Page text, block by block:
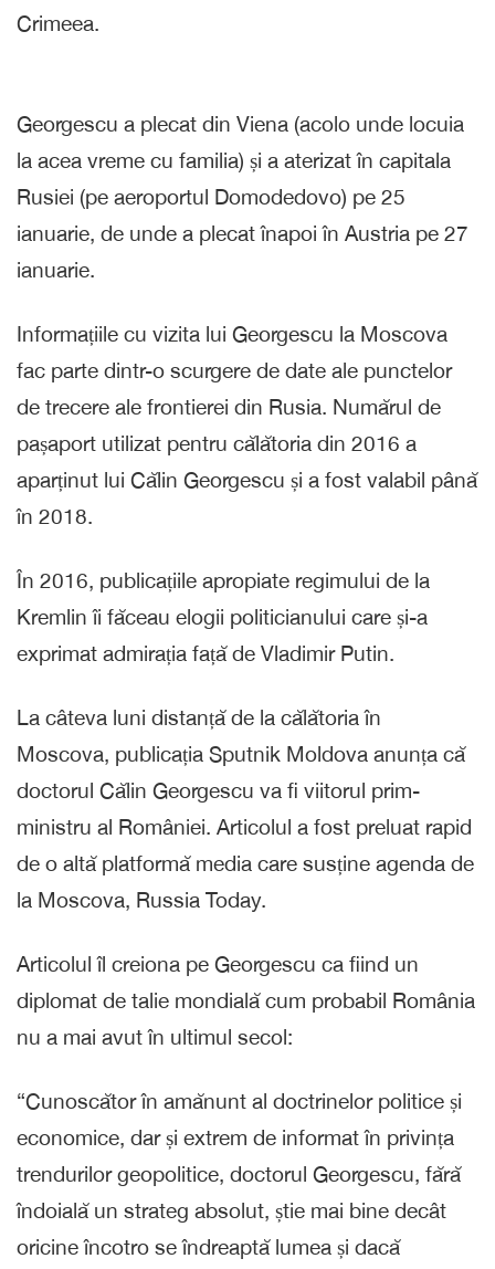
Crimeea.
Georgescu a plecat din Viena (acolo unde locuia
la acea vreme cu familia) și a aterizat în capitala
Rusiei (pe aeroportul Domodedovo) pe 25
ianuarie, de unde a plecat înapoi în Austria pe 27
ianuarie.
Informațiile cu vizita lui Georgescu la Moscova
fac parte dintr-o scurgere de date ale punctelor
de trecere ale frontierei din Rusia. Numărul de
pașaport utilizat pentru călătoria din 2016 a
aparținut lui Călin Georgescu și a fost valabil până
în 2018.
În 2016, publicațiile apropiate regimului de la
Kremlin îi făceau elogii politicianului care și-a
exprimat admirația față de Vladimir Putin.
La câteva luni distanță de la călătoria în
Moscova, publicația Sputnik Moldova anunța că
doctorul Călin Georgescu va fi viitorul prim-
ministru al României. Articolul a fost preluat rapid
de o altă platformă media care susține agenda de
la Moscova, Russia Today.
Articolul îl creiona pe Georgescu ca fiind un
diplomat de talie mondială cum probabil România
nu a mai avut în ultimul secol:
“Cunoscător în amănunt al doctrinelor politice și
economice, dar și extrem de informat în privința
trendurilor geopolitice, doctorul Georgescu, fără
îndoială un strateg absolut, știe mai bine decât
oricine încotro se îndreaptă lumea și dacă